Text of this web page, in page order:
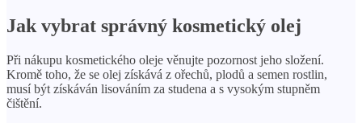
Jak vybrat správný kosmetický olej
Při nákupu kosmetického oleje věnujte pozornost jeho složení.
Kromě toho, že se olej získává z ořechů, plodů a semen rostlin,
musí být získáván lisováním za studena a s vysokým stupněm
čištění.